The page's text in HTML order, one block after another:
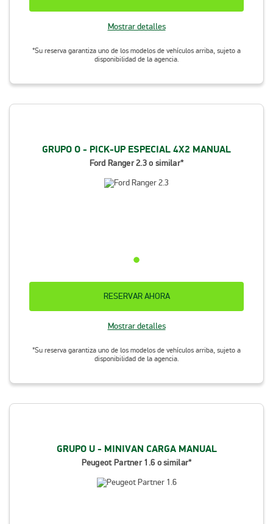
Mostrar detalles
*Su reserva garantiza uno de los modelos de vehículos arriba, sujeto a
disponibilidad de la agencia.
GRUPO O - PICK-UP ESPECIAL 4X2 MANUAL
Ford Ranger 2.3 o similar*
RESERVAR AHORA
Mostrar detalles
*Su reserva garantiza uno de los modelos de vehículos arriba, sujeto a
disponibilidad de la agencia.
GRUPO U - MINIVAN CARGA MANUAL
Peugeot Partner 1.6 o similar*